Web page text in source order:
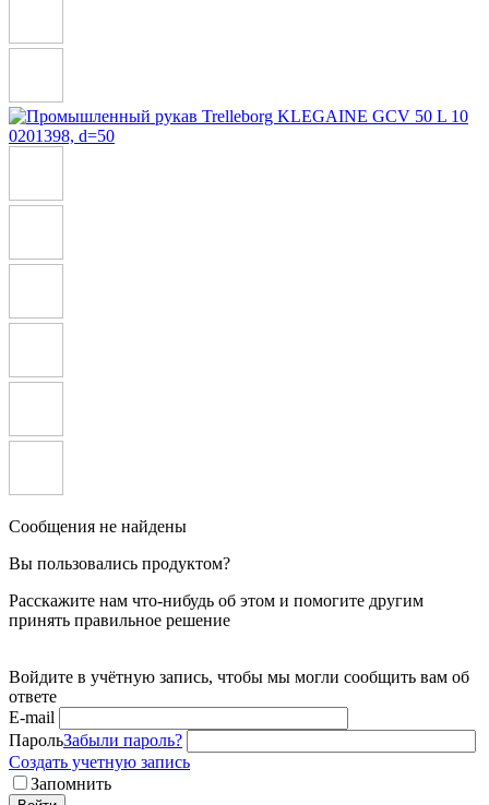
Сообщения не найдены
Вы пользовались продуктом?
Расскажите нам что-нибудь об этом и помогите другим
принять правильное решение
Войдите в учётную запись, чтобы мы могли сообщить вам об
ответе
E-mail
ПарольЗабыли пароль?
Создать учетную запись
Запомнить